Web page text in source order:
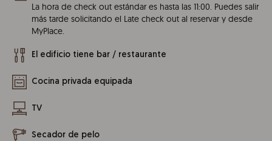
La hora de check out estándar es hasta las 11:00. Puedes salir
más tarde solicitando el Late check out al reservar y desde
MyPlace.
El edificio tiene bar / restaurante
Cocina privada equipada
TV
Secador de pelo